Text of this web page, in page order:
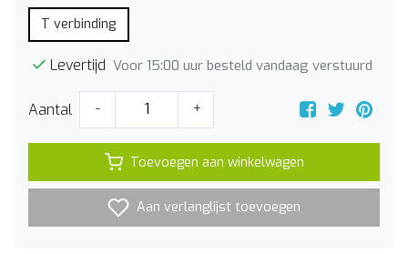
T verbinding
Levertijd Voor 15:00 uur besteld vandaag verstuurd
Aantal - +
Toevoegen aan winkelwagen
Aan verlanglijst toevoegen